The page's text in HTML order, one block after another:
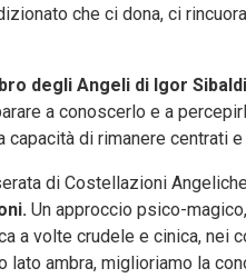
che ci dona, ci
degli Angeli di Igor Sibaldi
a conoscerlo e a
capacità di rimanere centrati
di Costellazioni
Un approccio psico-
a volte crudele e cinica, nei
lato ambra, miglioriamo la